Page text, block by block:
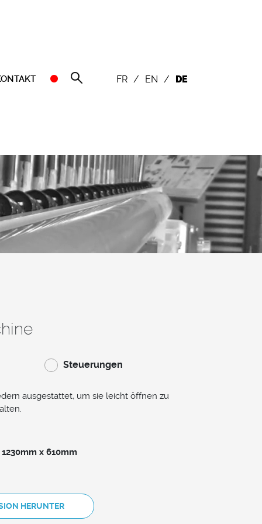
FR / EN / DE
Steuerungen
ausgestattet, um sie leicht öffnen zu
x 610mm
HERUNTER